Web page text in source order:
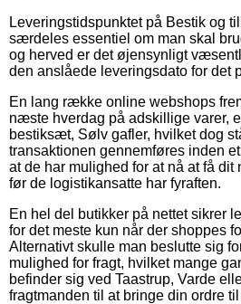
Leveringstidspunktet på Bestik og
særdeles essentiel om man skal
og herved er det øjensynligt
den anslåede leveringsdato for det
En lang række online webshops
næste hverdag på adskillige varer,
bestiksæt, Sølv gafler, hvilket dog
transaktionen gennemføres inden
at de har mulighed for at nå at få dit
før de logistikansatte har fyraften.
En hel del butikker på nettet sikrer
for det meste kun når der shoppes
Alternativt skulle man beslutte sig
mulighed for fragt, hvilket mange
befinder sig ved Taastrup, Varde
fragtmanden til at bringe din ordre